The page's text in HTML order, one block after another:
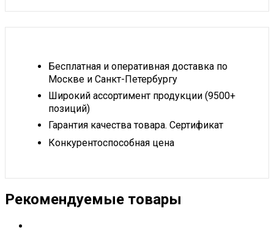
Бесплатная и оперативная доставка по
Москве и Санкт-Петербургу
Широкий ассортимент продукции (9500+
позиций)
Гарантия качества товара. Сертификат
Конкурентоспособная цена
Рекомендуемые товары